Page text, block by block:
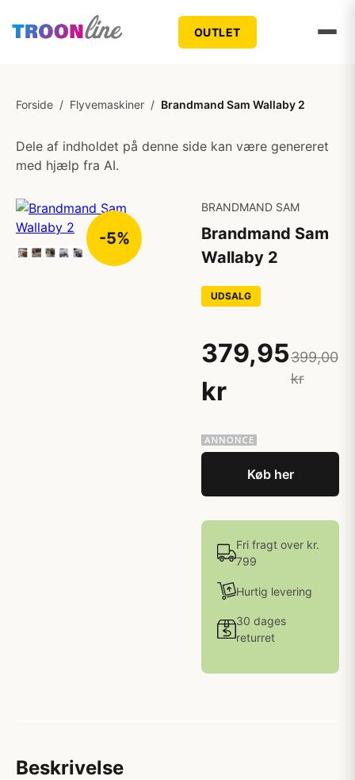
OUTLET
Forside / Flyvemaskiner / Brandmand Sam Wallaby 2
Dele af indholdet på denne side kan være genereret
med hjælp fra AI.
-5%
BRANDMAND SAM
Brandmand Sam
Wallaby 2
UDSALG
379,95
kr
399,00
kr
Køb her
Fri fragt over kr.
799
Hurtig levering
30 dages
returret
Beskrivelse